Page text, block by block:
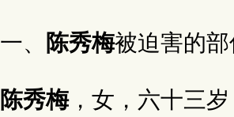
一、 陈秀梅被迫害的
陈秀梅，女，六十三